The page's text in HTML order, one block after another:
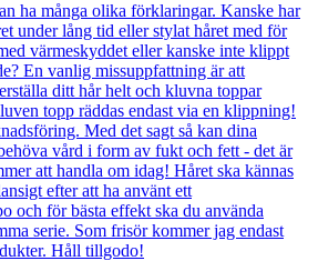
ha många olika förklaringar. Kanske har
under lång tid eller stylat håret med för
värmeskyddet eller kanske inte klippt
En vanlig missuppfattning är att
ditt hår helt och kluvna toppar
topp räddas endast via en klippning!
Med det sagt så kan dina
vård i form av fukt och fett - det är
att handla om idag! Håret ska kännas
efter att ha använt ett
och för bästa effekt ska du använda
serie. Som frisör kommer jag endast
Håll tillgodo!